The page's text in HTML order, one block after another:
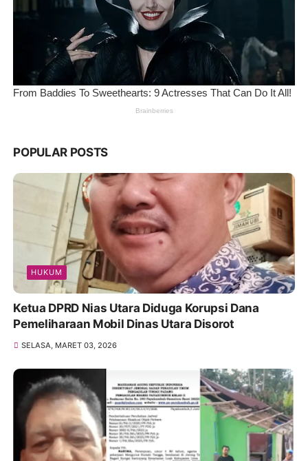
POPULAR POSTS
HUKUM
Ketua DPRD Nias Utara Diduga Korupsi Dana
Pemeliharaan Mobil Dinas Utara Disorot
SELASA, MARET 03, 2026